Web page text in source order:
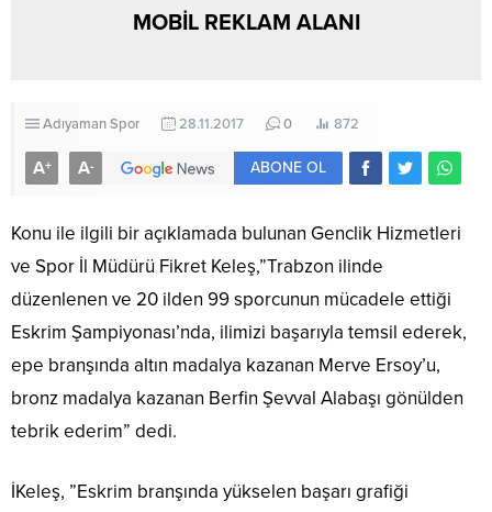
MOBİL REKLAM ALANI
AdıyamanSpor 28.11.2017 0 872
A+ A- ABONE OL
Konu ile ilgili bir açıklamada bulunan Genclik Hizmetleri
ve Spor İl Müdürü Fikret Keleş,”Trabzon ilinde
düzenlenen ve 20 ilden 99 sporcunun mücadele ettiği
Eskrim Şampiyonası’nda, ilimizi başarıyla temsil ederek,
epe branşında altın madalya kazanan Merve Ersoy’u,
bronz madalya kazanan Berfin Şevval Alabaşı gönülden
tebrik ederim” dedi.
İKeleş, ”Eskrim branşında yükselen başarı grafiği